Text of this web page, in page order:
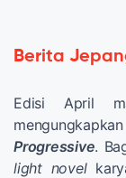
Berita
Edisi April
Progressive.
light novel